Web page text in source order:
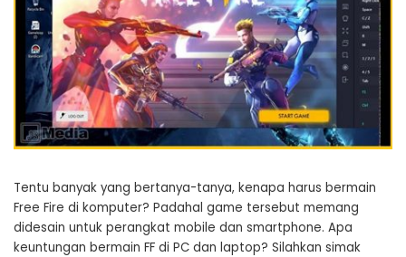
Tentu banyak yang bertanya-tanya, kenapa harus bermain
Free Fire di komputer? Padahal game tersebut memang
didesain untuk perangkat mobile dan smartphone. Apa
keuntungan bermain FF di PC dan laptop? Silahkan simak